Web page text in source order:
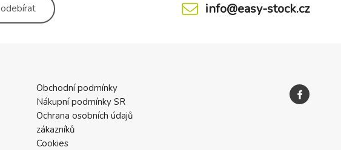
odebírat info@easy-stock.cz
Obchodní podmínky
Nákupní podmínky SR
Ochrana osobních údajů
zákazníků
Cookies